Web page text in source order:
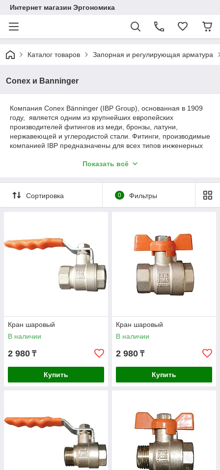
Интернет магазин Эргономика
Каталог товаров Запорная и регулирующая арматура
Conex и Banninger
Компания Conex Bänninger (IBP Group), основанная в 1909
году, является одним из крупнейших европейских
производителей фитингов из меди, бронзы, латуни,
нержавеющей и углеродистой стали. Фитинги, производимые
компанией IBP предназначены для всех типов инженерных
системы отопления, газоснабжения, климатизации, системы
продуктов в области промышленной арматуры.
Показать всё
Сортировка 0 Фильтры
Кран шаровый
В наличии
2 980 ₸
Купить
Кран шаровый
В наличии
2 980 ₸
Купить